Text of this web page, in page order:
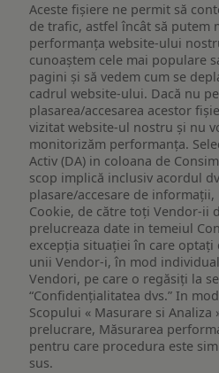
Aceste fișiere ne permit să
de trafic, astfel încât să putem
performanța website-ului
cunoaștem cele mai populare
pagini și să vedem cum se
cadrul website-ului. Dacă nu
plasarea/accesarea acestor
vizitat website-ul nostru și nu
monitorizăm performanța.
Activ (DA) in coloana de
scop implică inclusiv acordul
plasare/accesare de
Cookie, de către toți Vendor-ii
prelucreaza date in temeiul
excepția situației în care optați
unii Vendor-i, în mod
Vendori, pe care o regăsiți la
“Confidențialitatea dvs.” In
Scopului « Masurare si Analiza
prelucrare, Măsurarea
pentru care procedura este
sus.